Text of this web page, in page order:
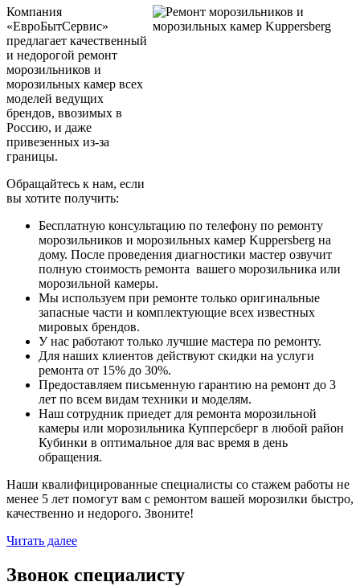
Компания
«ЕвроБытСервис»
предлагает качественный
и недорогой ремонт
морозильников и
морозильных камер всех
моделей ведущих
брендов, ввозимых в
Россию, и даже
привезенных из-за
границы.
Обращайтесь к нам, если
вы хотите получить:
Бесплатную консультацию по телефону по ремонту
морозильников и морозильных камер Kuppersberg на
дому. После проведения диагностики мастер озвучит
полную стоимость ремонта вашего морозильника или
морозильной камеры.
Мы используем при ремонте только оригинальные
запасные части и комплектующие всех известных
мировых брендов.
У нас работают только лучшие мастера по ремонту.
Для наших клиентов действуют скидки на услуги
ремонта от 15% до 30%.
Предоставляем письменную гарантию на ремонт до 3
лет по всем видам техники и моделям.
Наш сотрудник приедет для ремонта морозильной
камеры или морозильника Купперсберг в любой район
Кубинки в оптимальное для вас время в день
обращения.
Наши квалифицированные специалисты со стажем работы не
менее 5 лет помогут вам с ремонтом вашей морозилки быстро,
качественно и недорого. Звоните!
Читать далее
Звонок специалисту